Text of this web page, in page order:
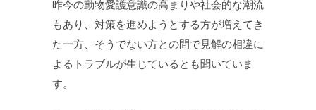
昨今の動物愛護意識の高まりや社会的な潮流
もあり、対策を進めようとする方が増えてき
た一方、そうでない方との間で見解の相違に
よるトラブルが生じているとも聞いていま
す。